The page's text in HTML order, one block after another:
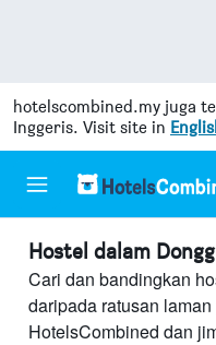
hotelscombined.my juga
Inggeris. Visit site in
Hostel dalam
Cari dan bandingkan
daripada ratusan
HotelsCombined dan